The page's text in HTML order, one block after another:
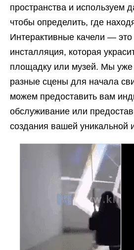
пространства и используем
чтобы определить, где
Интерактивные качели —
инсталляция, которая
площадку или музей. Мы уже
разные сцены для начала
можем предоставить вам
обслуживание или
создания вашей уникальной